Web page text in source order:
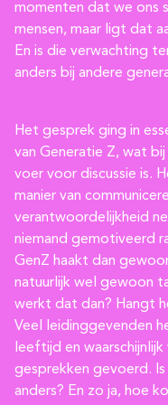
momenten dat we ons
mensen, maar ligt dat
En is die verwachting
anders bij andere
Het gesprek ging in
van Generatie Z, wat
voer voor discussie is.
manier van
verantwoordelijkheid
niemand gemotiveerd
GenZ haakt dan
natuurlijk wel gewoon
werkt dat dan? Hangt
Veel leidinggevenden
leeftijd en
gesprekken gevoerd.
anders? En zo ja, hoe